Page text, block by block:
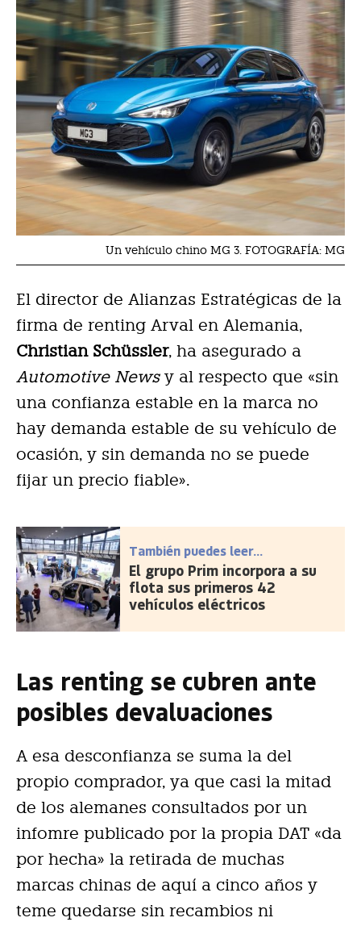
Un vehículo chino MG 3. FOTOGRAFÍA: MG
El director de Alianzas Estratégicas de la
firma de renting Arval en Alemania,
Christian Schüssler, ha asegurado a
Automotive Newsy al respecto que «sin
una confianza estable en la marca no
hay demanda estable de su vehículo de
ocasión, y sin demanda no se puede
fijar un precio fiable».
También puedes leer...
El grupo Prim incorpora a su
flota sus primeros 42
vehículos eléctricos
Las renting se cubren ante
posibles devaluaciones
A esa desconfianza se suma la del
propio comprador, ya que casi la mitad
de los alemanes consultados por un
infomre publicado por la propia DAT «da
por hecha» la retirada de muchas
marcas chinas de aquí a cinco años y
teme quedarse sin recambios ni